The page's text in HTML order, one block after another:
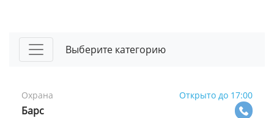
Выберите категорию
Охрана Открыто до 17:00
Барс